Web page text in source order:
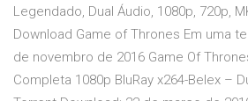
Legendado, Dual Áudio, 1080p, 720p,
Download Game of Thrones Em uma
de novembro de 2016 Game Of
Completa 1080p BluRay x264-Belex –